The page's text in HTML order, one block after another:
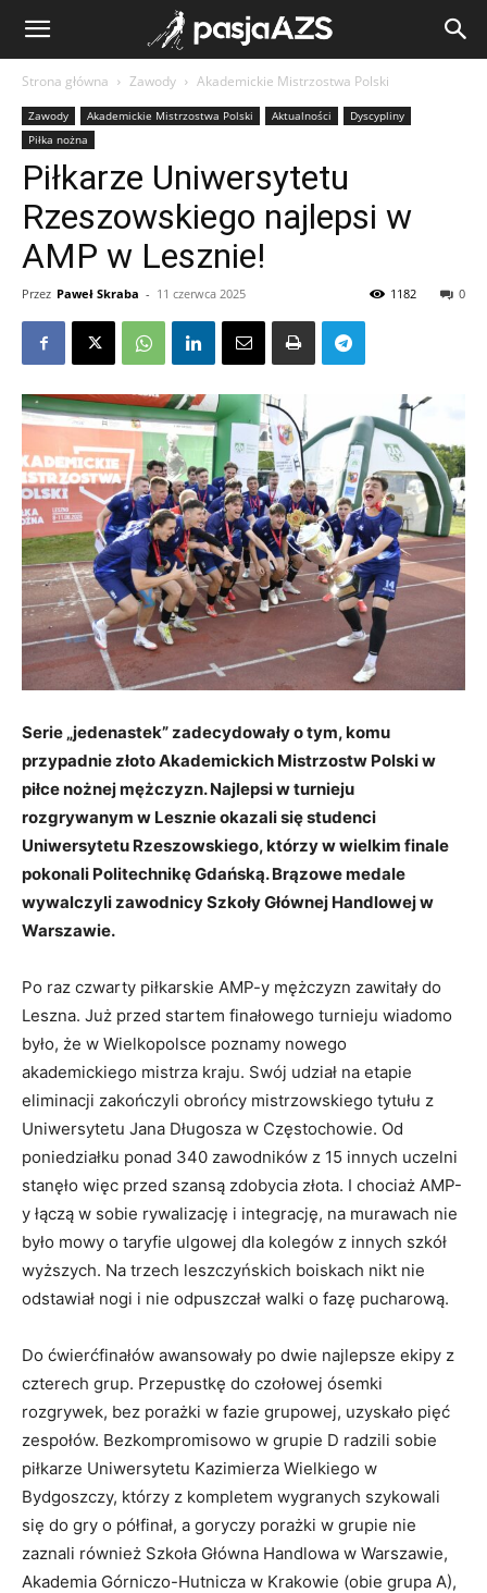
Strona główna Zawody Akademickie Mistrzostwa Polski
Zawody Akademickie Mistrzostwa Polski Aktualności
Dyscypliny
Piłka nożna
Piłkarze Uniwersytetu
Rzeszowskiego najlepsi w
AMP w Lesznie!
Przez Paweł Skraba - 11 czerwca 2025 0
1182
Serie „jedenastek” zadecydowały o tym, komu
przypadnie złoto Akademickich Mistrzostw Polski w
piłce nożnej mężczyzn. Najlepsi w turnieju
rozgrywanym w Lesznie okazali się studenci
Uniwersytetu Rzeszowskiego, którzy w wielkim finale
pokonali Politechnikę Gdańską. Brązowe medale
wywalczyli zawodnicy Szkoły Głównej Handlowej w
Warszawie.
Po raz czwarty piłkarskie AMP-y mężczyzn zawitały do
Leszna. Już przed startem finałowego turnieju wiadomo
było, że w Wielkopolsce poznamy nowego
akademickiego mistrza kraju. Swój udział na etapie
eliminacji zakończyli obrońcy mistrzowskiego tytułu z
Uniwersytetu Jana Długosza w Częstochowie. Od
poniedziałku ponad 340 zawodników z 15 innych uczelni
stanęło więc przed szansą zdobycia złota. I chociaż AMP-
y łączą w sobie rywalizację i integrację, na murawach nie
było mowy o taryfie ulgowej dla kolegów z innych szkół
wyższych. Na trzech leszczyńskich boiskach nikt nie
odstawiał nogi i nie odpuszczał walki o fazę pucharową.
Do ćwierćfinałów awansowały po dwie najlepsze ekipy z
czterech grup. Przepustkę do czołowej ósemki
rozgrywek, bez porażki w fazie grupowej, uzyskało pięć
zespołów. Bezkompromisowo w grupie D radzili sobie
piłkarze Uniwersytetu Kazimierza Wielkiego w
Bydgoszczy, którzy z kompletem wygranych szykowali
się do gry o półfinał, a goryczy porażki w grupie nie
zaznali również Szkoła Główna Handlowa w Warszawie,
Akademia Górniczo-Hutnicza w Krakowie (obie grupa A),